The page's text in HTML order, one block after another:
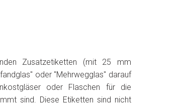
Zusatzetiketten (mit 25 mm
oder "Mehrwegglas" darauf
oder Flaschen für die
sind. Diese Etiketten sind nicht